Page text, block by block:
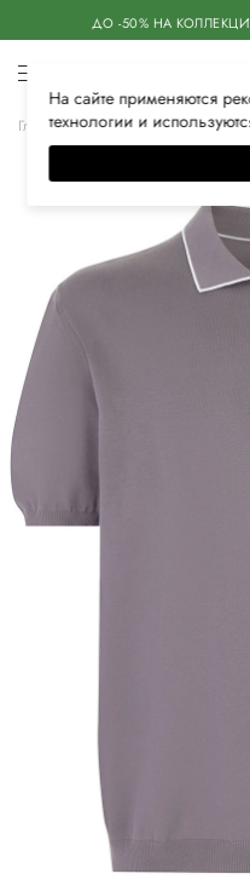
ДО -50% НА
Главная Мужская Одежда
На сайте применяются
технологии и